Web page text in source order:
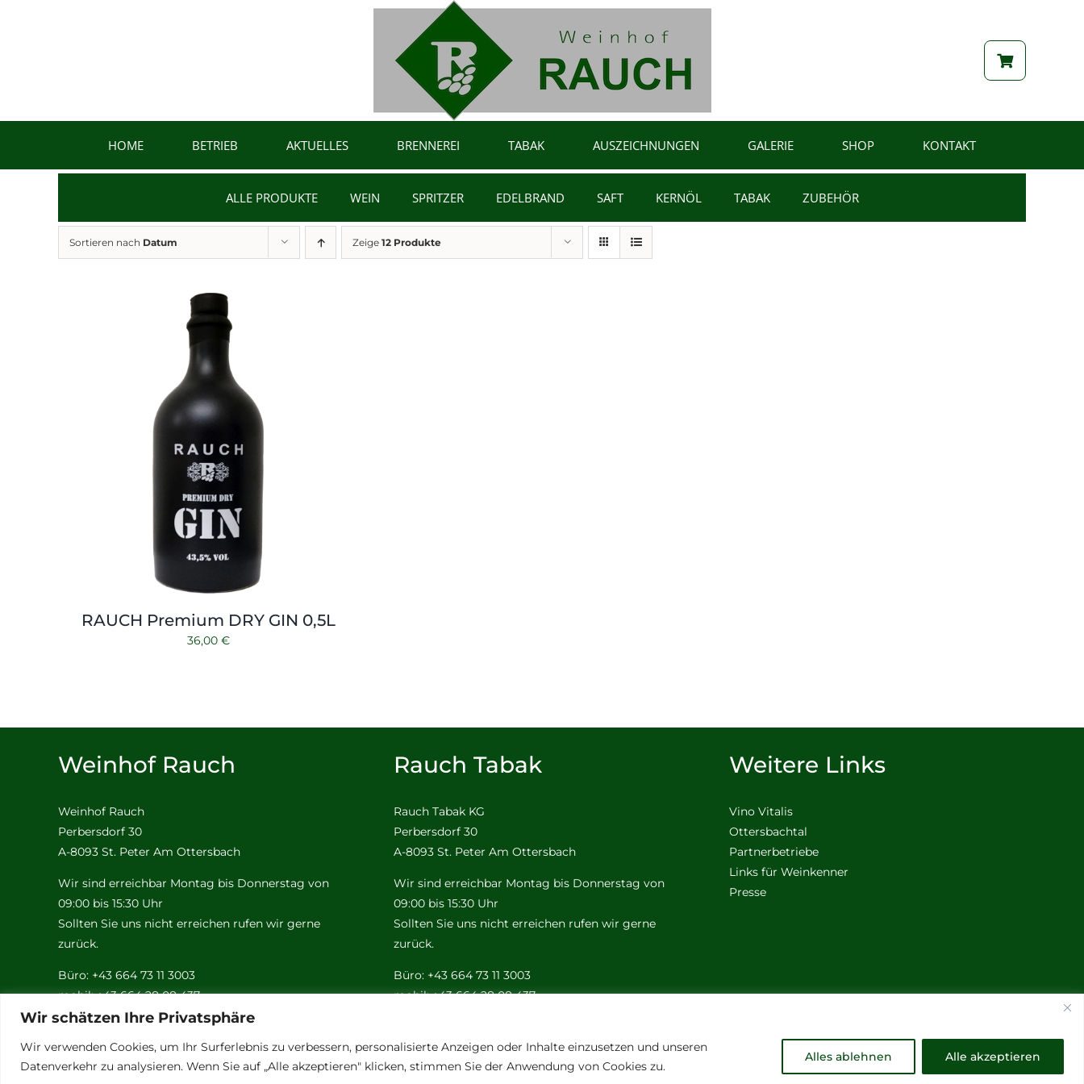
Wir schätzen Ihre Privatsphäre
Wir verwenden Cookies, um Ihr Surferlebnis zu verbessern, personalisierte Anzeigen oder Inhalte einzusetzen und unseren
Datenverkehr zu analysieren. Wenn Sie auf „Alle akzeptieren" klicken, stimmen Sie der Anwendung von Cookies zu.
Alles ablehnen Alle akzeptieren
HOME BETRIEB AKTUELLES BRENNEREI TABAK AUSZEICHNUNGEN GALERIE SHOP KONTAKT
ALLE PRODUKTE WEIN SPRITZER EDELBRAND SAFT KERNÖL TABAK ZUBEHÖR
Sortieren nach Datum Zeige 12 Produkte
RAUCH Premium DRY GIN 0,5L
36,00€
Weinhof Rauch
Weinhof Rauch
Perbersdorf 30
A-8093 St. Peter Am Ottersbach
Wir sind erreichbar Montag bis Donnerstag von
09:00 bis 15:30 Uhr
Sollten Sie uns nicht erreichen rufen wir gerne
zurück.
Büro: +43 664 73 11 3003
mobil: +43 664 28 08 437
Email:rauch@weinhof-rauch.at
Rauch Tabak
Rauch Tabak KG
Perbersdorf 30
A-8093 St. Peter Am Ottersbach
Wir sind erreichbar Montag bis Donnerstag von
09:00 bis 15:30 Uhr
Sollten Sie uns nicht erreichen rufen wir gerne
zurück.
Büro: +43 664 73 11 3003
mobil: +43 664 28 08 437
Weitere Links
Vino Vitalis
Ottersbachtal
Partnerbetriebe
Links für Weinkenner
Presse
© Copyright 2012 - 2026 | All Rights Reserved